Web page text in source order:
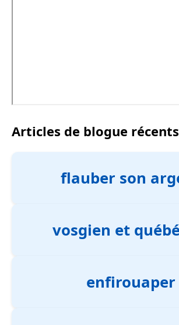
Articles de blogue récents
flauber son
vosgien et
enfirouaper